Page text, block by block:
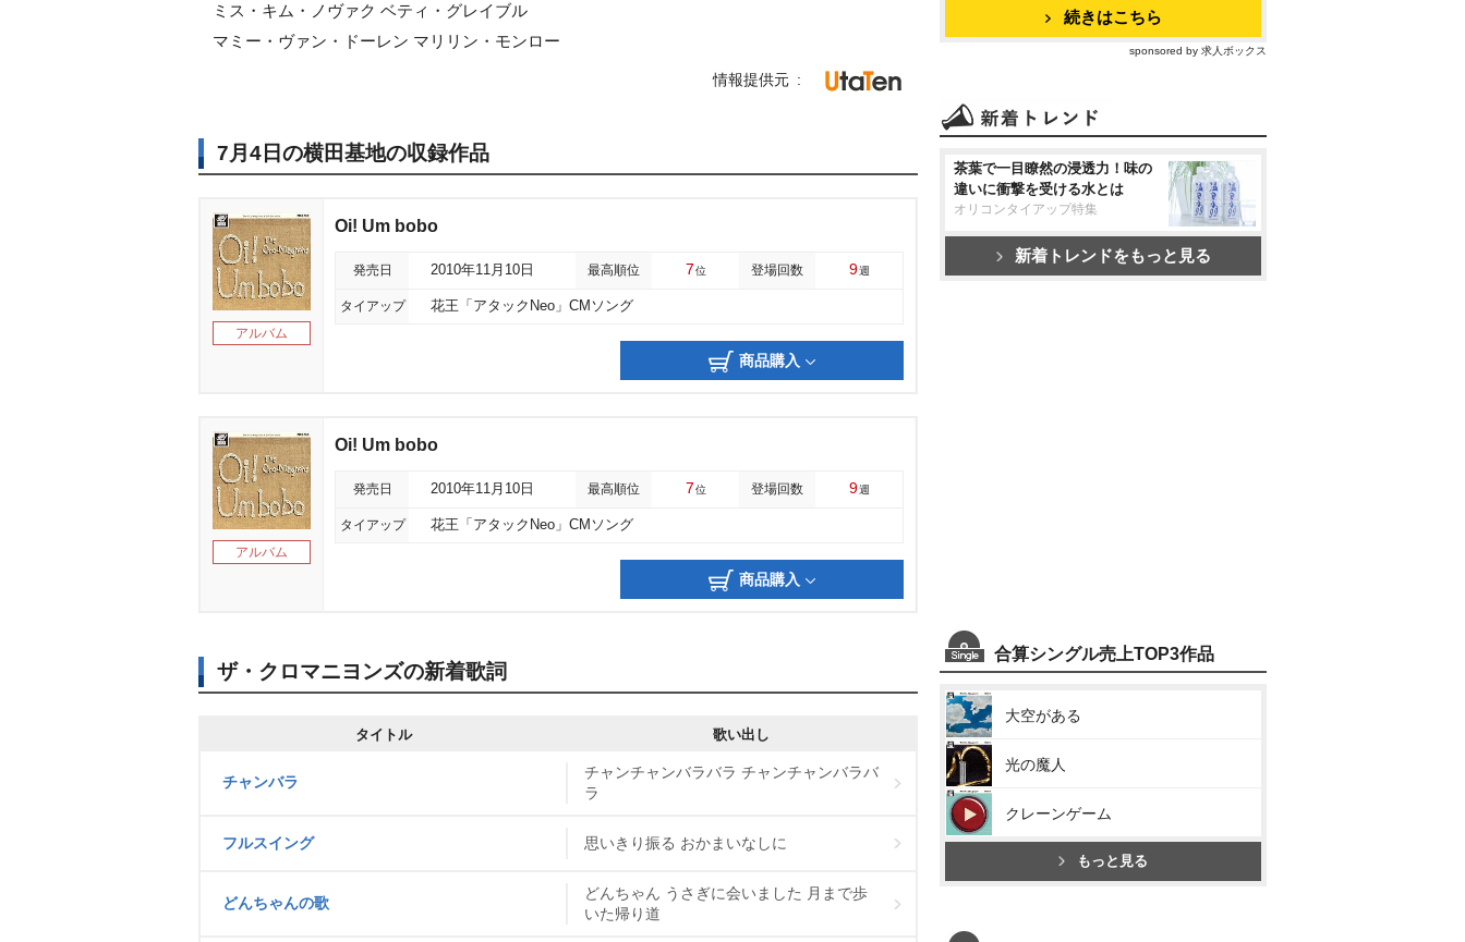
ミス・キム・ノヴァク ベティ・グレイブル
マミー・ヴァン・ドーレン マリリン・モンロー
情報提供元
7月4日の横田基地の収録作品
アルバム
Oi! Um bobo
発売日 2010年11月10日 最高順位 7位 登場回数 9週
タイアップ 花王「アタックNeo」CMソング
商品購入
アルバム
Oi! Um bobo
発売日 2010年11月10日 最高順位 7位 登場回数 9週
タイアップ 花王「アタックNeo」CMソング
商品購入
ザ・クロマニヨンズの新着歌詞
タイトル 歌い出し
チャンバラ
チャンチャンバラバラ チャンチャンバラバ
ラ
フルスイング 思いきり振る おかまいなしに
どんちゃんの歌
どんちゃん うさぎに会いました 月まで歩
いた帰り道
続きはこちら
sponsored by 求人ボックス
茶葉で一目瞭然の浸透力！味の
違いに衝撃を受ける水とは
オリコンタイアップ特集
新着トレンドをもっと見る
合算シングル売上TOP3作品
大空がある
光の魔人
クレーンゲーム
もっと見る